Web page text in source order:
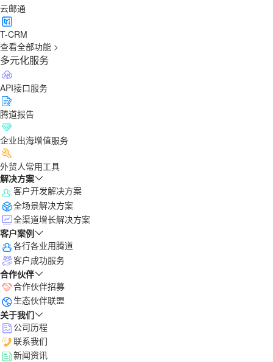
云邮通
T-CRM
查看全部功能 >
多元化服务
API接口服务
腾道报告
企业出海增值服务
外贸人常用工具
解决方案
客户开发解决方案
全场景解决方案
全渠道增长解决方案
客户案例
各行各业用腾道
客户成功服务
合作伙伴
合作伙伴招募
生态伙伴联盟
关于我们
公司历程
联系我们
新闻资讯